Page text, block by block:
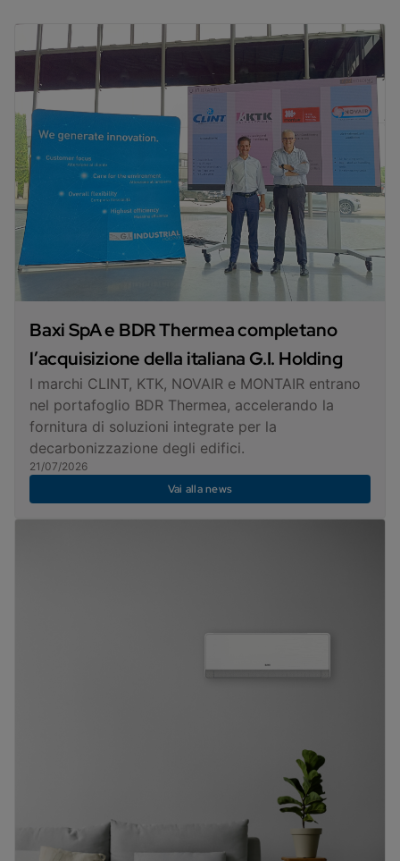
Baxi SpA e BDR Thermea completano
l’acquisizione della italiana G.I. Holding
I marchi CLINT, KTK, NOVAIR e MONTAIR entrano
nel portafoglio BDR Thermea, accelerando la
fornitura di soluzioni integrate per la
decarbonizzazione degli edifici.
21/07/2026
Vai alla news